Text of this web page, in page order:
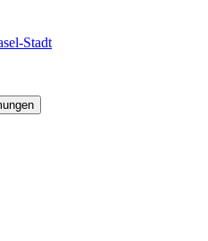
Stadt